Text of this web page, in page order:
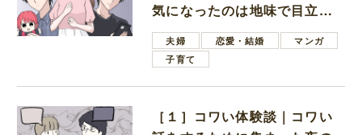
気になったのは地味で目立た
ない男子学生
夫婦 恋愛・結婚
マンガ
子育て
［１］コワい体験談｜コワい